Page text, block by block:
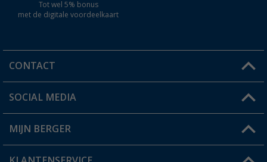
Tot wel 5% bonus
met de digitale voordeelkaart
CONTACT
Een vraag?
Winkel vinden
SOCIAL MEDIA
MIJN BERGER